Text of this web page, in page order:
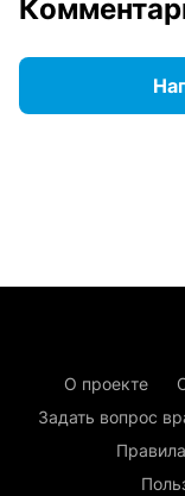
О проекте
Задать вопрос